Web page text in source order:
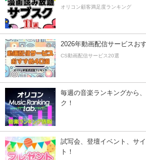
オリコン顧客満足度ランキング
2026年動画配信サービスお
CS動画配信サービス20選
毎週の音楽ランキングから
ク！
試写会、登壇イベント、サ
ト！